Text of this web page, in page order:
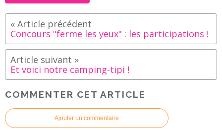
Concours "ferme les yeux" : les participations !
Et voici notre camping-tipi !
COMMENTER CET ARTICLE
Ajouter un commentaire